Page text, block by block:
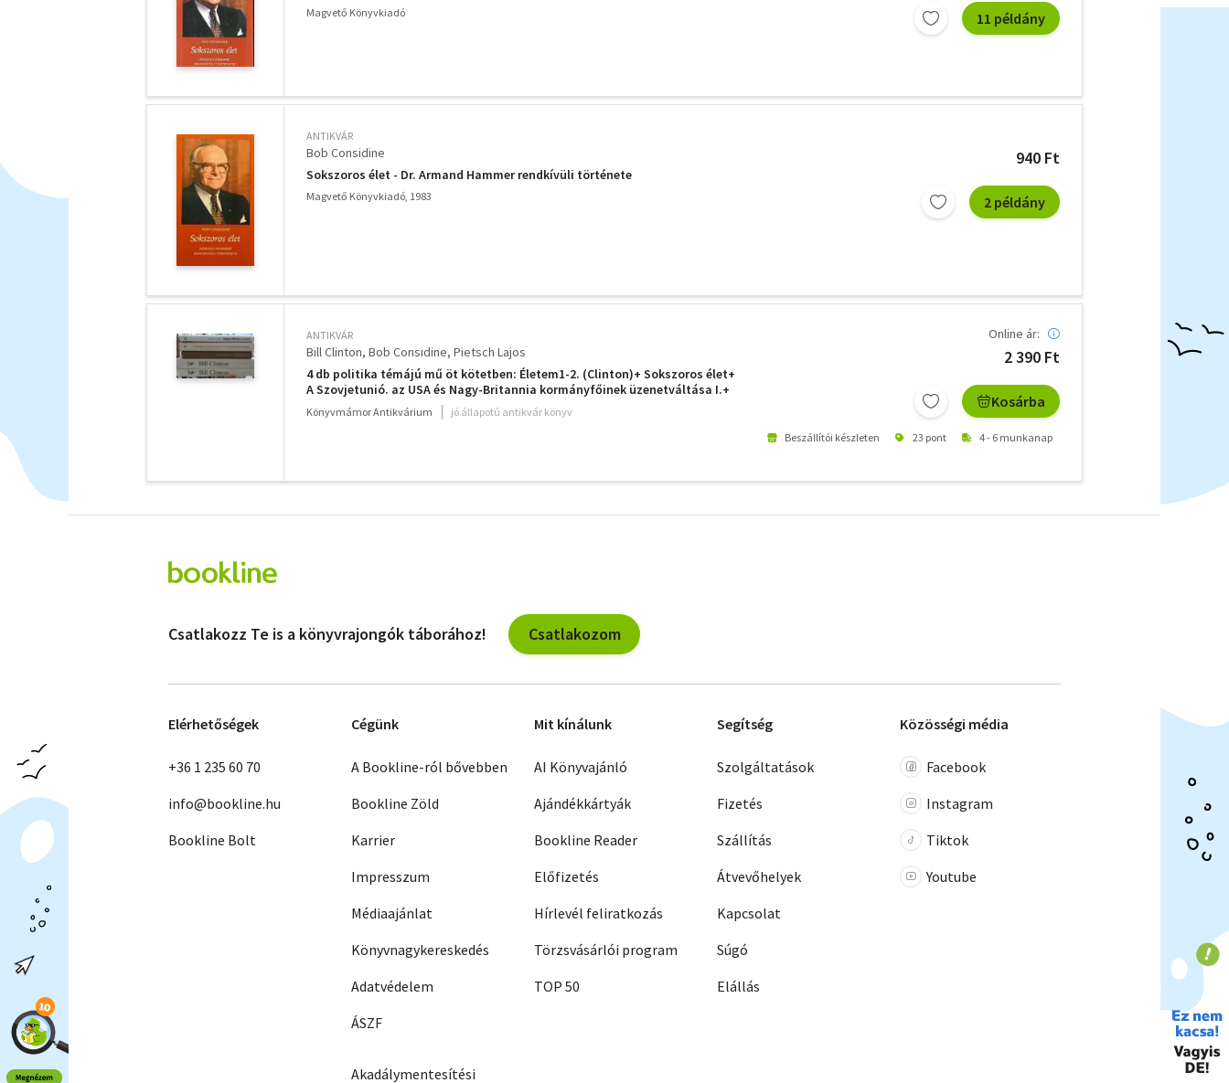
Magvető Könyvkiadó 11 példány
ANTIKVÁR
Bob Considine
Sokszoros élet - Dr. Armand Hammer rendkívüli története
Magvető Könyvkiadó, 1983
940 Ft
2 példány
ANTIKVÁR
Bill Clinton Bob Considine Pietsch Lajos
4 db politika témájú mű öt kötetben: Életem1-2. (Clinton)+ Sokszoros élet+
A Szovjetunió. az USA és Nagy-Britannia kormányfőinek üzenetváltása I.+
Angela Merkel, az első
Könyvmámor Antikvárium jó állapotú antikvár könyv
Online ár:
2 390 Ft
Kosárba
Beszállítói készleten 23 pont 4 - 6 munkanap
szűrők
Csatlakozz Te is a könyvrajongók táborához! Csatlakozom
Elérhetőségek
+36 1 235 60 70
info@bookline.hu
Bookline Bolt
Cégünk
A Bookline-ról bővebben
Bookline Zöld
Karrier
Impresszum
Médiaajánlat
Könyvnagykereskedés
Adatvédelem
ÁSZF
Akadálymentesítési
Mit kínálunk
AI Könyvajánló
Ajándékkártyák
Bookline Reader
Előfizetés
Hírlevél feliratkozás
Törzsvásárlói program
TOP 50
Segítség
Szolgáltatások
Fizetés
Szállítás
Átvevőhelyek
Kapcsolat
Súgó
Elállás
Közösségi média
Facebook
Instagram
Tiktok
Youtube